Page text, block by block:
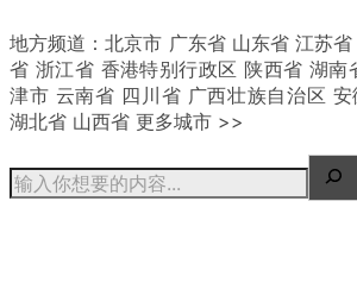
地方频道：北京市 广东省 山东省 江苏
省 浙江省 香港特别行政区 陕西省 湖南
津市 云南省 四川省 广西壮族自治区
湖北省 山西省 更多城市 >>